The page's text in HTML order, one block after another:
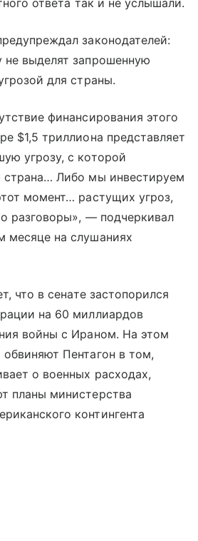
ответа так и не услышали.
законодателей:
не выделят запрошенную
для страны.
финансирования этого
$1,5 триллиона представляет
угрозу, с которой
страна… Либо мы инвестируем
момент… растущих угроз,
разговоры», — подчеркивал
месяце на слушаниях
что в сенате застопорился
на 60 миллиардов
войны с Ираном. На этом
Пентагон в том,
о военных расходах,
планы министерства
контингента